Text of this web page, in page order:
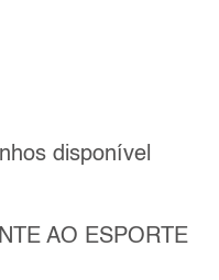
disponível
AO ESPORTE